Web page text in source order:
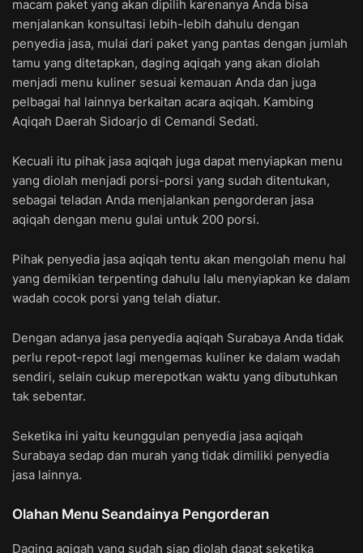
macam paket yang akan dipilih karenanya Anda bisa
menjalankan konsultasi lebih-lebih dahulu dengan
penyedia jasa, mulai dari paket yang pantas dengan jumlah
tamu yang ditetapkan, daging aqiqah yang akan diolah
menjadi menu kuliner sesuai kemauan Anda dan juga
pelbagai hal lainnya berkaitan acara aqiqah. Kambing
Aqiqah Daerah Sidoarjo di Cemandi Sedati.
Kecuali itu pihak jasa aqiqah juga dapat menyiapkan menu
yang diolah menjadi porsi-porsi yang sudah ditentukan,
sebagai teladan Anda menjalankan pengorderan jasa
aqiqah dengan menu gulai untuk 200 porsi.
Pihak penyedia jasa aqiqah tentu akan mengolah menu hal
yang demikian terpenting dahulu lalu menyiapkan ke dalam
wadah cocok porsi yang telah diatur.
Dengan adanya jasa penyedia aqiqah Surabaya Anda tidak
perlu repot-repot lagi mengemas kuliner ke dalam wadah
sendiri, selain cukup merepotkan waktu yang dibutuhkan
tak sebentar.
Seketika ini yaitu keunggulan penyedia jasa aqiqah
Surabaya sedap dan murah yang tidak dimiliki penyedia
jasa lainnya.
Olahan Menu Seandainya Pengorderan
Daging aqiqah yang sudah siap diolah dapat seketika